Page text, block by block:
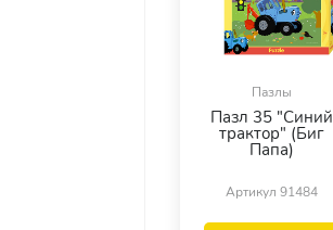
Пазлы
Пазл 35 "Синий
трактор" (Биг
Папа)
Артикул 91484